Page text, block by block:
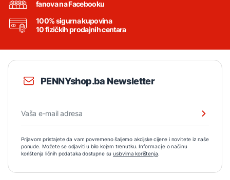
fanova na Facebooku
100% sigurna kupovina
10 fizičkih prodajnih centara
PENNYshop.ba Newsletter
Prijavom pristajete da vam povremeno šaljemo akcijske cijene i novitete iz naše
ponude. Možete se odjaviti u bilo kojem trenutku. Informacije o načinu
korištenja ličnih podataka dostupne su uslovima korištenja.